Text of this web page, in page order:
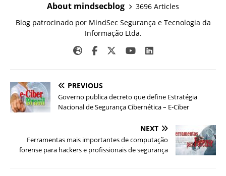
About mindsecblog
3696 Articles
Blog patrocinado por MindSec Segurança e Tecnologia da
Informação Ltda.
PREVIOUS
Governo publica decreto que define Estratégia
Nacional de Segurança Cibernética – E-Ciber
NEXT
Ferramentas mais importantes de computação
forense para hackers e profissionais de segurança